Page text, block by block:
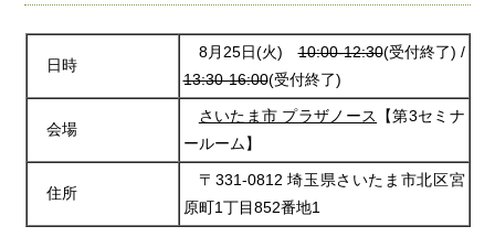
日時
8月25日(火)10:00-12:30(受付終了) /
13:30-16:00(受付終了)
会場
さいたま市 プラザノース
【第3セミナ
ールーム】
住所
〒331-0812 埼玉県さいたま市北区宮
原町1丁目852番地1